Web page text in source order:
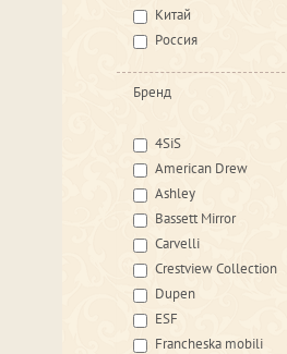
Китай
Россия
Бренд
4SiS
American Drew
Ashley
Bassett Mirror
Carvelli
Crestview Collection
Dupen
ESF
Francheska mobili